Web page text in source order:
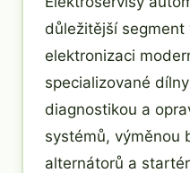
důležitější
elektronizaci
specializované
diagnostikou a
systémů, výměnou
alternátorů a